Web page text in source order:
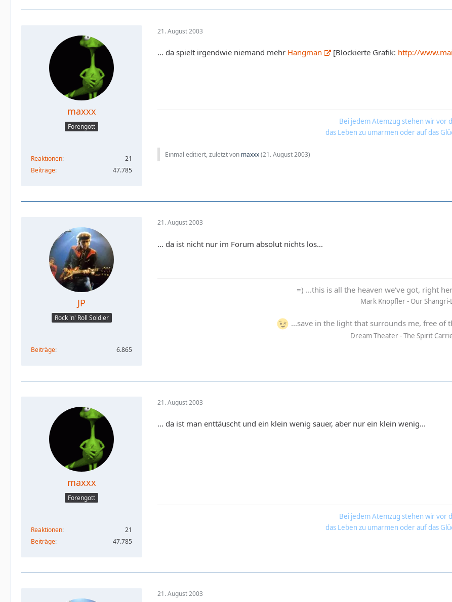
maxxx
Forengott
Reaktionen
21
Beiträge
47.785
21. August 2003
... da spielt irgendwie niemand mehr Hangman [Blockierte Grafik: http://
Bei jedem Atemzug stehen wir vor
das Leben zu umarmen oder auf das
Einmal editiert, zuletzt von maxxx(21. August 2003)
JP
Rock 'n' Roll Soldier
Beiträge 6.865
21. August 2003
... da ist nicht nur im Forum absolut nichts los...
=) ...this is all the heaven we've got, right
Mark Knopfler - Our Shangri-
...save in the light that surrounds me, free of
Dream Theater - The Spirit
maxxx
Forengott
Reaktionen
21
Beiträge
47.785
21. August 2003
... da ist man enttäuscht und ein klein wenig sauer, aber nur ein klein wenig...
Bei jedem Atemzug stehen wir vor
das Leben zu umarmen oder auf das
21. August 2003